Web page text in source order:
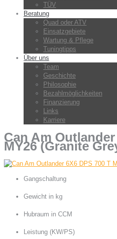
TÜV
Beratung
Quad oder ATV
Einsatzgebiete
Wartung & Pflege
Tuningtipps
Über uns
Team
Geschichte
Philosophie
Bezahlmöglichkeiten
Finanzierung
Links
Karriere
Can Am Outlander
MY26 (Granite
Gangschaltung
CVT ( P / R / N / H /
Gewicht in kg
514
Hubraum in CCM
650
Leistung (KW/PS)